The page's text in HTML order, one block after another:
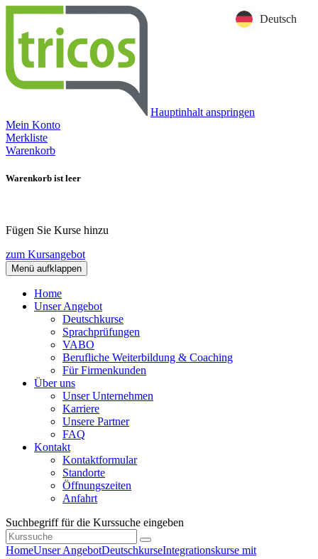
Hauptinhalt anspringen
Mein Konto
Merkliste
Warenkorb
Warenkorb ist leer
Fügen Sie Kurse hinzu
zum Kursangebot
Menü aufklappen
Home
Unser Angebot
Deutschkurse
Sprachprüfungen
VABO
Berufliche Weiterbildung & Coaching
Für Firmenkunden
Über uns
Unser Unternehmen
Karriere
Unsere Partner
FAQ
Kontakt
Kontaktformular
Standorte
Öffnungszeiten
Anfahrt
Suchbegriff für die Kurssuche eingeben
HomeUnser AngebotDeutschkurseIntegrationskurse mit
Deutsch